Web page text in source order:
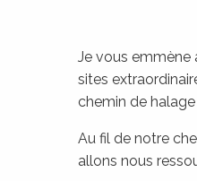
Je vous emmène
sites
chemin de
Au fil de notre
allons nous